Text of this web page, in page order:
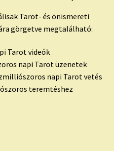
Tarot- és önismereti
görgetve megtalálható:
Tarot videók
napi Tarot üzenetek
napi Tarot vetés
teremtéshez